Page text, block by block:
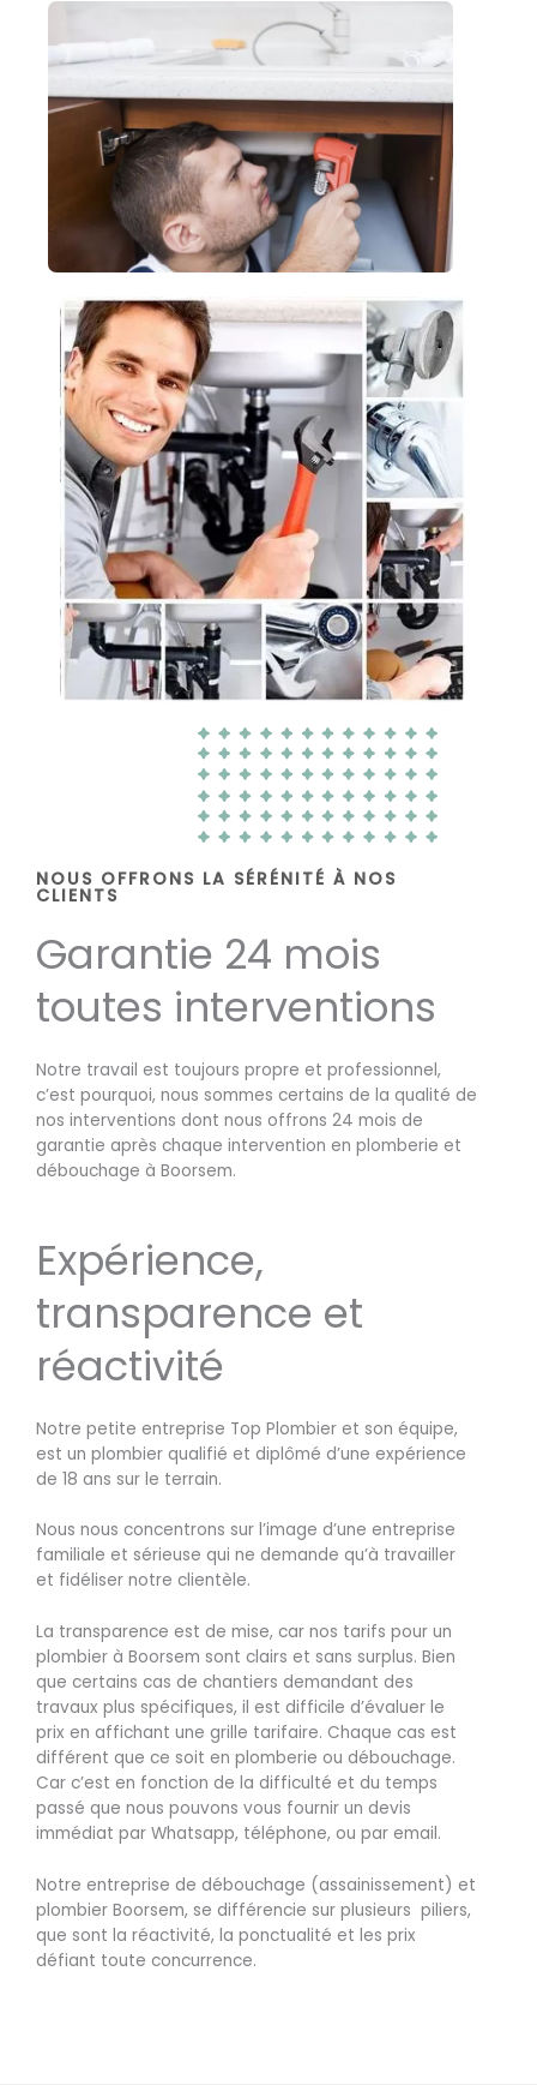
NOUS OFFRONS LA SÉRÉNITÉ À NOS
CLIENTS
Garantie 24 mois
toutes interventions
Notre travail est toujours propre et professionnel,
c’est pourquoi, nous sommes certains de la qualité de
nos interventions dont nous offrons 24 mois de
garantie après chaque intervention en plomberie et
débouchage à Boorsem.
Expérience,
transparence et
réactivité
Notre petite entreprise Top Plombier et son équipe,
est un plombier qualifié et diplômé d’une expérience
de 18 ans sur le terrain.
Nous nous concentrons sur l’image d’une entreprise
familiale et sérieuse qui ne demande qu’à travailler
et fidéliser notre clientèle.
La transparence est de mise, car nos tarifs pour un
plombier à Boorsem sont clairs et sans surplus. Bien
que certains cas de chantiers demandant des
travaux plus spécifiques, il est difficile d’évaluer le
prix en affichant une grille tarifaire. Chaque cas est
différent que ce soit en plomberie ou débouchage.
Car c’est en fonction de la difficulté et du temps
passé que nous pouvons vous fournir un devis
immédiat par Whatsapp, téléphone, ou par email.
Notre entreprise de débouchage (assainissement) et
plombier Boorsem, se différencie sur plusieurs piliers,
que sont la réactivité, la ponctualité et les prix
défiant toute concurrence.